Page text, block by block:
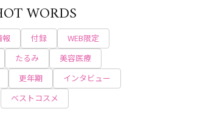
WORDS
報 付録
WEB限定
たるみ
美容医療
更年期
インタビュー
ベストコスメ